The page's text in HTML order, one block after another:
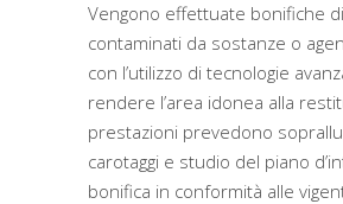
Vengono effettuate bonifiche
contaminati da sostanze o
con l’utilizzo di tecnologie
rendere l’area idonea alla
prestazioni prevedono
carotaggi e studio del piano
bonifica in conformità alle